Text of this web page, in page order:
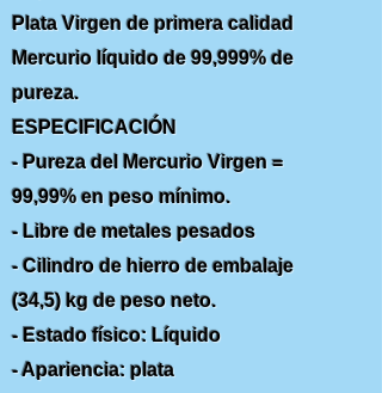
Plata Virgen de primera calidad
Mercurio líquido de 99,999% de
pureza.
ESPECIFICACIÓN
- Pureza del Mercurio Virgen =
99,99% en peso mínimo.
- Libre de metales pesados
- Cilindro de hierro de embalaje
(34,5) kg de peso neto.
- Estado físico: Líquido
- Apariencia: plata